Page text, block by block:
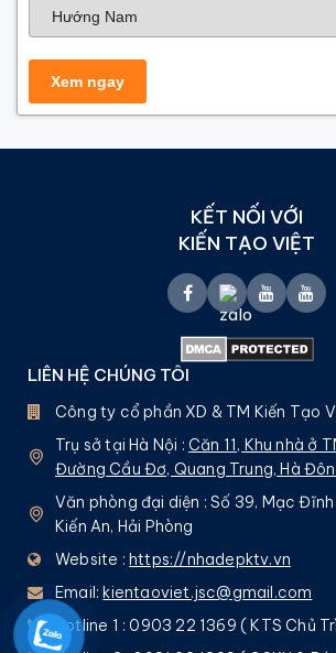
KẾT NỐI VỚI
KIẾN TẠO VIỆT
LIÊN HỆ CHÚNG TÔI
Công ty cổ phần XD & TM Kiến Tạo
Trụ sở tại Hà Nội : Căn 11, Khu nhà ở
Đường Cầu Đơ, Quang Trung, Hà
Văn phòng đại diện : Số 39, Mạc Đĩnh
Kiến An, Hải Phòng
Website : https://nhadepktv.vn
Email:kientaoviet.jsc@gmail.com
Hotline 1 : 0903 22 1369 ( KTS Chủ